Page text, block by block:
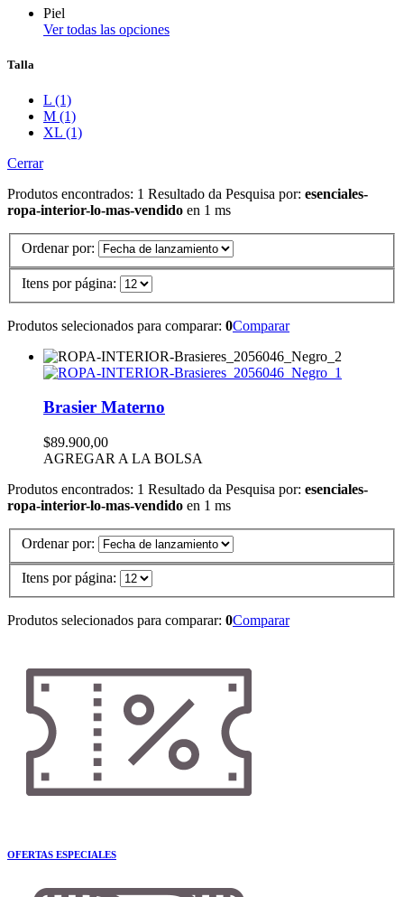
Piel
Ver todas las opciones
Talla
L (1)
M (1)
XL (1)
Cerrar
Produtos encontrados: 1 Resultado da Pesquisa por: esenciales-
ropa-interior-lo-mas-vendido en 1 ms
Ordenar por:
Itens por página:
Produtos selecionados para comparar: 0Comparar
Brasier Materno
$89.900,00
AGREGAR A LA BOLSA
Produtos encontrados: 1 Resultado da Pesquisa por: esenciales-
ropa-interior-lo-mas-vendido en 1 ms
Ordenar por:
Itens por página:
Produtos selecionados para comparar: 0Comparar
OFERTAS ESPECIALES